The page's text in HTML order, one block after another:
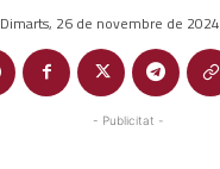
Dimarts, 26 de novembre de 2024
- Publicitat -